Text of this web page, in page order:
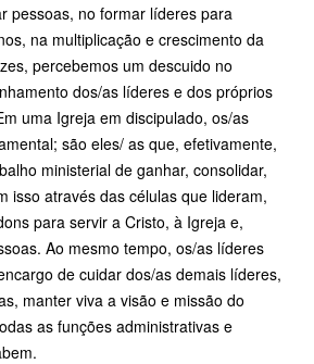
pessoas, no formar líderes para
na multiplicação e crescimento da
percebemos um descuido no
dos/as líderes e dos próprios
uma Igreja em discipulado, os/as
são eles/ as que, efetivamente,
ministerial de ganhar, consolidar,
isso através das células que lideram,
para servir a Cristo, à Igreja e,
Ao mesmo tempo, os/as líderes
de cuidar dos/as demais líderes,
manter viva a visão e missão do
as funções administrativas e